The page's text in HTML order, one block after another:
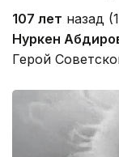
107 лет назад
Нуркен
Герой